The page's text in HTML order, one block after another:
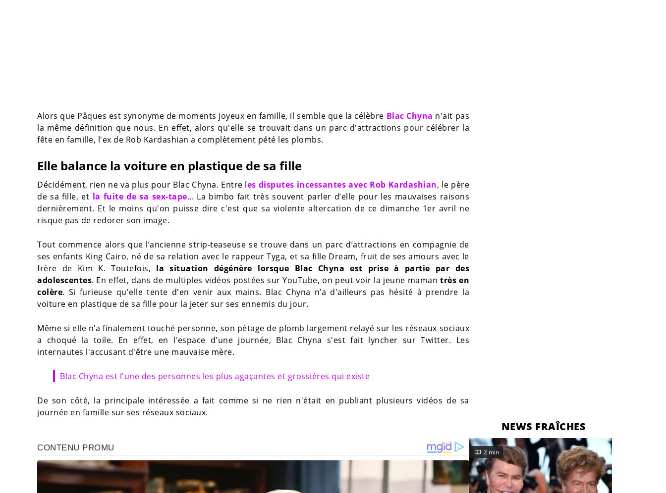
Alors que Pâques est synonyme de moments joyeux en famille, il semble que la célèbre Blac Chyna n'ait pas
la même définition que nous. En effet, alors qu'elle se trouvait dans un parc d'attractions pour célébrer la
fête en famille, l'ex de Rob Kardashian a complètement pété les plombs.
Elle balance la voiture en plastique de sa fille
Décidément, rien ne va plus pour Blac Chyna. Entre les disputes incessantes avec Rob Kardashian, le père
de sa fille, et la fuite de sa sex-tape... La bimbo fait très souvent parler d’elle pour les mauvaises raisons
dernièrement. Et le moins qu'on puisse dire c'est que sa violente altercation de ce dimanche 1er avril ne
risque pas de redorer son image.
Tout commence alors que l’ancienne strip-teaseuse se trouve dans un parc d’attractions en compagnie de
ses enfants King Cairo, né de sa relation avec le rappeur Tyga, et sa fille Dream, fruit de ses amours avec le
frère de Kim K. Toutefois, la situation dégénère lorsque Blac Chyna est prise à partie par des
adolescentes. En effet, dans de multiples vidéos postées sur YouTube, on peut voir la jeune maman très en
colère. Si furieuse qu'elle tente d'en venir aux mains. Blac Chyna n’a d'ailleurs pas hésité à prendre la
voiture en plastique de sa fille pour la jeter sur ses ennemis du jour.
Même si elle n’a finalement touché personne, son pétage de plomb largement relayé sur les réseaux sociaux
a choqué la toile. En effet, en l'espace d'une journée, Blac Chyna s'est fait lyncher sur Twitter. Les
internautes l'accusant d'être une mauvaise mère.
Blac Chyna est l'une des personnes les plus agaçantes et grossières qui existe
De son côté, la principale intéressée a fait comme si ne rien n'était en publiant plusieurs vidéos de sa
journée en famille sur ses réseaux sociaux.
NEWS FRAÎCHES
2 min